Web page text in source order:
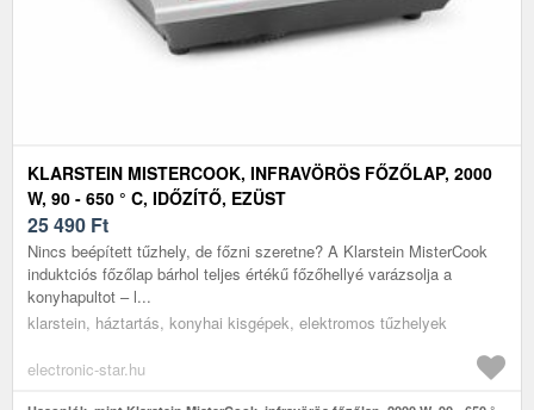
KLARSTEIN MISTERCOOK, INFRAVÖRÖS FŐZŐLAP, 2000
W, 90 - 650 ° C, IDŐZÍTŐ, EZÜST
25 490 Ft
Nincs beépített tűzhely, de főzni szeretne? A Klarstein MisterCook
induktciós főzőlap bárhol teljes értékű főzőhellyé varázsolja a
konyhapultot – l...
klarstein, háztartás, konyhai kisgépek, elektromos tűzhelyek
electronic-star.hu